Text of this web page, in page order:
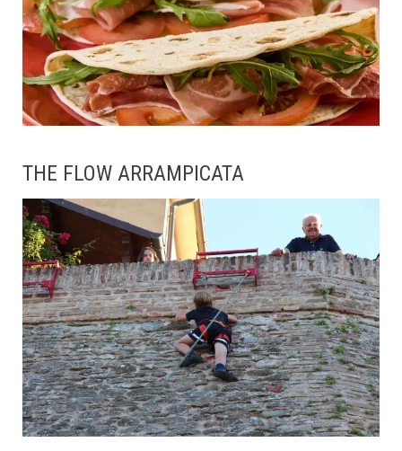
THE FLOW ARRAMPICATA